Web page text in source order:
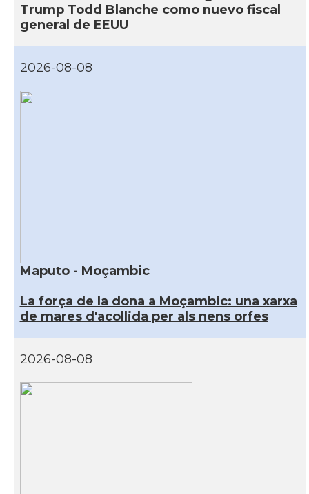
Trump Todd Blanche como nuevo fiscal
general de EEUU
2026-08-08
Maputo - Moçambic
La força de la dona a Moçambic: una xarxa
de mares d'acollida per als nens orfes
2026-08-08